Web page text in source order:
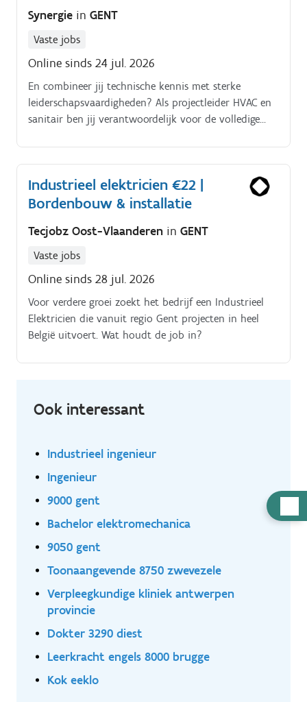
Synergie in GENT
Vaste jobs
Online sinds 24 jul. 2026
En combineer jij technische kennis met sterke
leiderschapsvaardigheden? Als projectleider HVAC en
sanitair ben jij verantwoordelijk voor de volledige
Industrieel elektricien €22 |
Bordenbouw & installatie
Tecjobz Oost-Vlaanderen in GENT
Vaste jobs
Online sinds 28 jul. 2026
Voor verdere groei zoekt het bedrijf een Industrieel
Elektricien die vanuit regio Gent projecten in heel
België uitvoert. Wat houdt de job in?
Ook interessant
Industrieel ingenieur
Ingenieur
9000 gent
Bachelor elektromechanica
9050 gent
Toonaangevende 8750 zwevezele
Verpleegkundige kliniek antwerpen
provincie
Dokter 3290 diest
Leerkracht engels 8000 brugge
Kok eeklo